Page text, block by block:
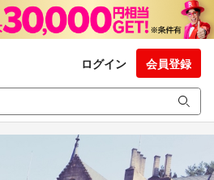
ログイン 会員登録